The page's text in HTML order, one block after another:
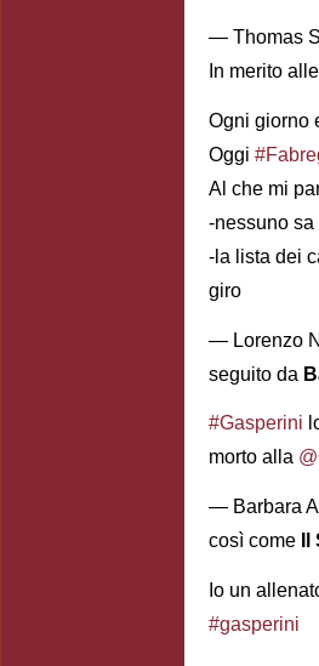
— Thomas
In merito
Ogni giorno
Oggi
Al che mi
-nessuno
-la lista dei
giro
— Lorenzo
seguito da
#Gasperini
morto alla
— Barbara
così come
Io un
#gasperini